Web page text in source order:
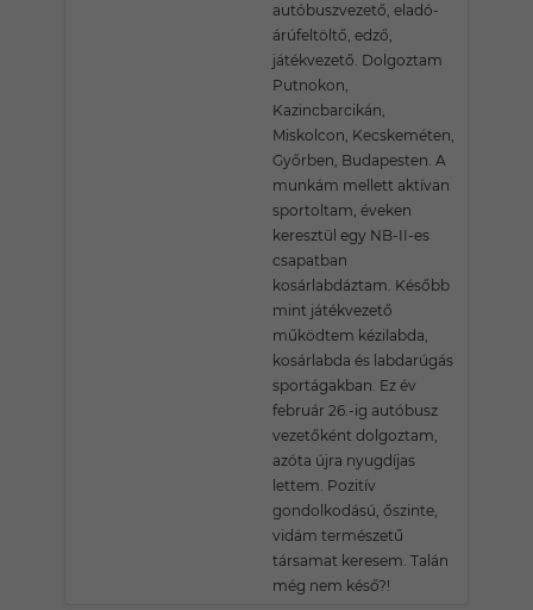
autóbuszvezető, eladó-
árúfeltöltő, edző,
játékvezető. Dolgoztam
Putnokon,
Kazincbarcikán,
Miskolcon, Kecskeméten,
Győrben, Budapesten. A
munkám mellett aktívan
sportoltam, éveken
keresztül egy NB-II-es
csapatban
kosárlabdáztam. Később
mint játékvezető
működtem kézilabda,
kosárlabda és labdarúgás
sportágakban. Ez év
február 26.-ig autóbusz
vezetőként dolgoztam,
azóta újra nyugdíjas
lettem. Pozitív
gondolkodású, őszinte,
vidám természetű
társamat keresem. Talán
még nem késő?!